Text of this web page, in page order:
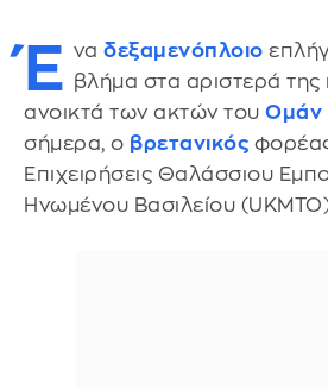
Έ να δεξαμενόπλοιο
βλήμα στα αριστερά
ανοικτά των ακτών του Ομάν
σήμερα, ο βρετανικός
Επιχειρήσεις Θαλάσσιου
Ηνωμένου Βασιλείου